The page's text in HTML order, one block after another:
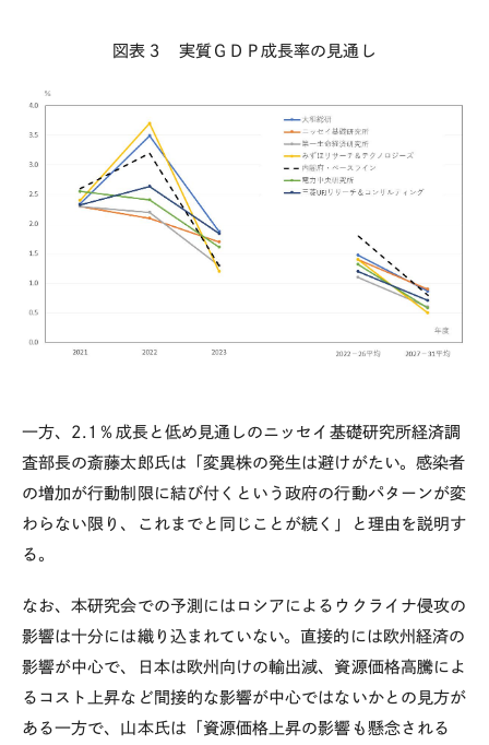
図表３ 実質ＧＤＰ成長率の見通し
一方、 2.1 ％成長と低め見通しのニッセイ基礎研究所経済調
査部長の斎藤太郎氏は「変異株の発生は避けがたい。感染者
の増加が行動制限に結び付くという政府の行動パターンが変
わらない限り、これまでと同じことが続く」と理由を説明す
る。
なお、本研究会での予測にはロシアによるウクライナ侵攻の
影響は十分には織り込まれていない。直接的には欧州経済の
影響が中心で、日本は欧州向けの輸出減、資源価格高騰によ
るコスト上昇など間接的な影響が中心ではないかとの見方が
ある一方で、山本氏は「資源価格上昇の影響も懸念される